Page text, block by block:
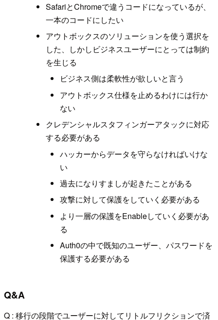
SafariとChromeで違うコードになっているが、
一本のコードにしたい
アウトボックスのソリューションを使う選択を
した、しかしビジネスユーザーにとっては制約
を生じる
ビジネス側は柔軟性が欲しいと言う
アウトボックス仕様を止めるわけには行か
ない
クレデンシャルスタフィンガーアタックに対応
する必要がある
ハッカーからデータを守らなければいけな
い
過去になりすましが起きたことがある
攻撃に対して保護をしていく必要がある
より一層の保護をEnableしていく必要があ
る
Auth0の中で既知のユーザー、パスワードを
保護する必要がある
Q&A
Q : 移行の段階でユーザーに対してリトルフリクションで済